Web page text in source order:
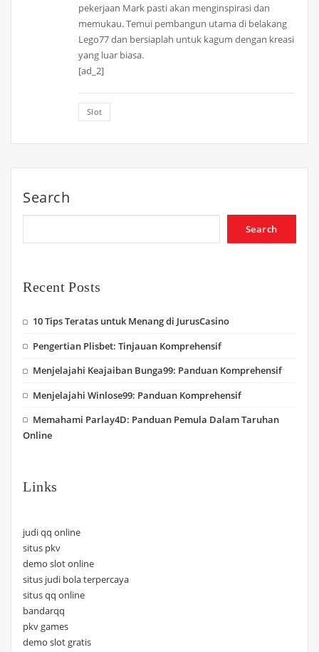
pekerjaan Mark pasti akan menginspirasi dan
memukau. Temui pembangun utama di belakang
Lego77 dan bersiaplah untuk kagum dengan kreasi
yang luar biasa.
[ad_2]
Slot
Search
Search
Recent Posts
10 Tips Teratas untuk Menang di JurusCasino
Pengertian Plisbet: Tinjauan Komprehensif
Menjelajahi Keajaiban Bunga99: Panduan Komprehensif
Menjelajahi Winlose99: Panduan Komprehensif
Memahami Parlay4D: Panduan Pemula Dalam Taruhan
Online
Links
judi qq online
situs pkv
demo slot online
situs judi bola terpercaya
situs qq online
bandarqq
pkv games
demo slot gratis